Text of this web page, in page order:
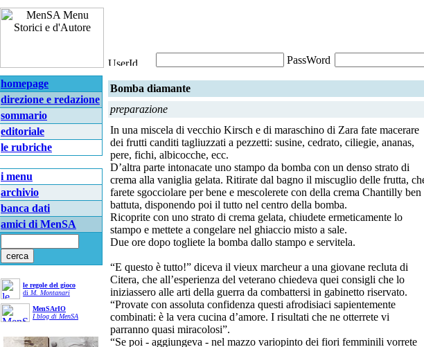
homepage
direzione e redazione
sommario
editoriale
le rubriche
i menu
archivio
banca dati
amici di MenSA
le regole del gioco
di M. Montanari
MenSArIO
I blog di MenSA
Bomba diamante
preparazione
In una miscela di vecchio Kirsch e di maraschino di Zara fate macerare
dei frutti canditi tagliuzzati a pezzetti: susine, cedrato, ciliegie, ananas,
pere, fichi, albicocche, ecc.
D’altra parte intonacate uno stampo da bomba con un denso strato di
crema alla vaniglia gelata. Ritirate dal bagno il miscuglio delle frutta,
farete sgocciolare per bene e mescolerete con della crema Chantilly ben
battuta, disponendo poi il tutto nel centro della bomba.
Ricoprite con uno strato di crema gelata, chiudete ermeticamente lo
stampo e mettete a congelare nel ghiaccio misto a sale.
Due ore dopo togliete la bomba dallo stampo e servitela.
“E questo è tutto!” diceva il vieux marcheur a una giovane recluta di
Citera, che all’esperienza del veterano chiedeva quei consigli che lo
iniziassero alle arti della guerra da combattersi in gabinetto riservato.
“Provate con assoluta confidenza questi afrodisiaci sapientemente
combinati: è la vera cucina d’amore. I risultati che ne otterrete vi
parranno quasi miracolosi”.
“Se poi - aggiungeva - nel mazzo variopinto dei fiori femminili vorrete